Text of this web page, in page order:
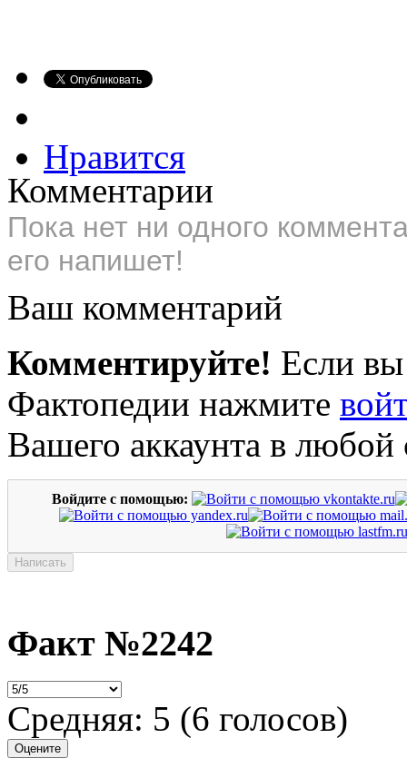
Нравится
Комментарии
Пока нет ни одного
его напишет!
Ваш комментарий
Комментируйте! Если вы
Фактопедии нажмите
Вашего аккаунта в любой
Войдите с помощью:
Факт №2242
Средняя: 5 (6 голосов)